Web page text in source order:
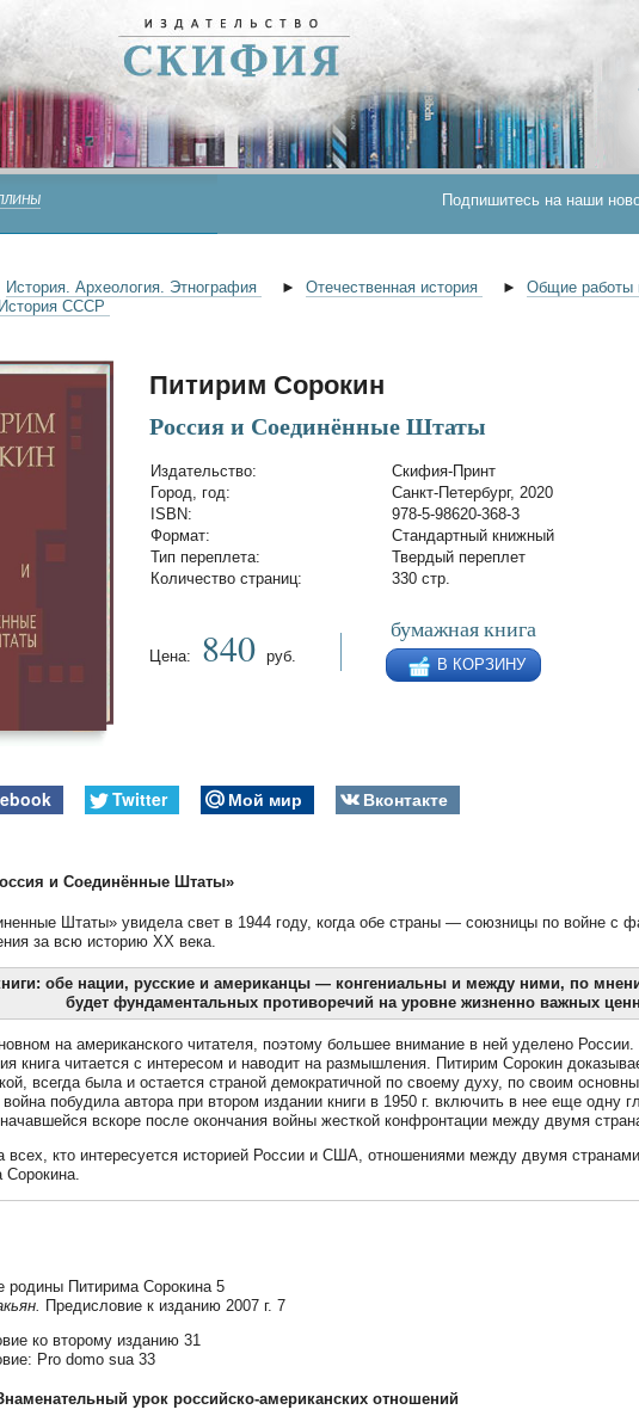
Подпишитесь на наши
История. Археология. Этнография ► Отечественная история ► Общие работы
История СССР
Питирим Сорокин
Россия и Соединённые Штаты
Издательство:
Скифия-Принт
Город, год:
Санкт-Петербург, 2020
ISBN:
978-5-98620-368-3
Формат:
Стандартный книжный
Тип переплета:
Твердый переплет
Количество страниц:
330 стр.
Цена: 840 руб.
бумажная книга
В КОРЗИНУ
Twitter Мой мир Вконтакте
и Соединённые Штаты»
Штаты» увидела свет в 1944 году, когда обе страны — союзницы по войне с
за всю историю ХХ века.
обе нации, русские и американцы — конгениальны и между ними, по
будет фундаментальных противоречий на уровне жизненно важных
на американского читателя, поэтому большее внимание в ней уделено
книга читается с интересом и наводит на размышления. Питирим Сорокин
всегда была и остается страной демократичной по своему духу, по своим
побудила автора при втором издании книги в 1950 г. включить в нее еще одну
вскоре после окончания войны жесткой конфронтации между двумя
всех, кто интересуется историей России и США, отношениями между двумя
родины Питирима Сорокина 5
Предисловие к изданию 2007 г. 7
ко второму изданию 31
Pro domo sua 33
урок российско-американских отношений